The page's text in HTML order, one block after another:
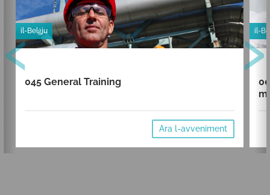
il-Belġju
045 General Training
Ara l-avveniment
il-
‹ ›